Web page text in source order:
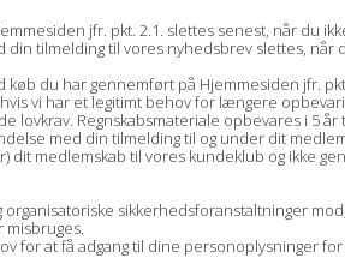
jfr. pkt. 2.1. slettes senest, når du
tilmelding til vores nyhedsbrev slettes,
du har gennemført på Hjemmesiden jfr.
vi har et legitimt behov for længere
lovkrav. Regnskabsmateriale opbevares i 5
med din tilmelding til og under dit
dit medlemskab til vores kundeklub og ikke
organisatoriske sikkerhedsforanstaltninger
for at få adgang til dine personoplysninger